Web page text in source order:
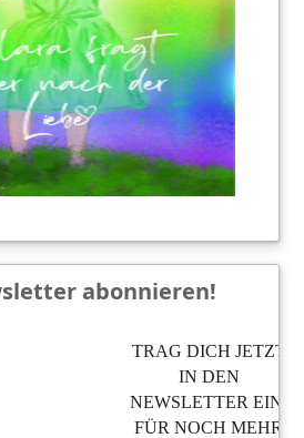
abonnieren!
TRAG DICH JETZT
IN DEN
NEWSLETTER EIN,
FÜR NOCH MEHR